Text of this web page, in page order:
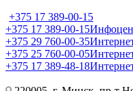
+375 17 389-00-15
+375 17 389-00-15
+375 29 760-00-35
+375 25 760-00-05
+375 17 389-48-18